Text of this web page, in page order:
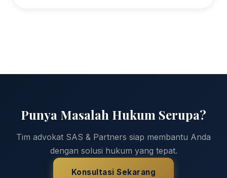
Punya Masalah Hukum Serupa?
Tim advokat SAS & Partners siap membantu Anda
dengan solusi hukum yang tepat.
Konsultasi Sekarang